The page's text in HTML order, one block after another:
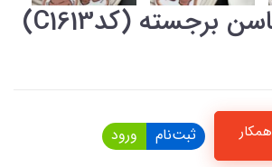
ثبت‌نام ورود